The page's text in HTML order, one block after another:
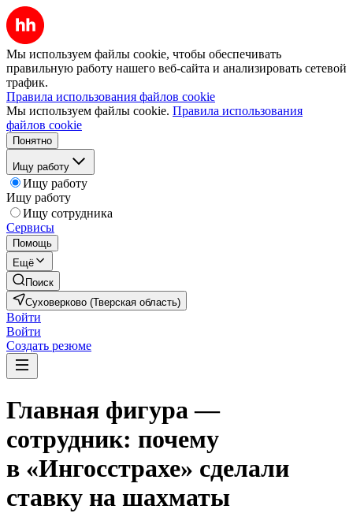
Мы используем файлы cookie, чтобы обеспечивать
правильную работу нашего веб-сайта и анализировать сетевой
трафик.
Правила использования файлов cookie
Мы используем файлы cookie. Правила использования
файлов cookie
Понятно
Ищу работу
Ищу работу
Ищу работу
Ищу сотрудника
Сервисы
Помощь
Ещё
Поиск
Суховерково (Тверская область)
Войти
Войти
Создать резюме
Главная фигура —
сотрудник: почему
в «Ингосстрахе» сделали
ставку на шахматы